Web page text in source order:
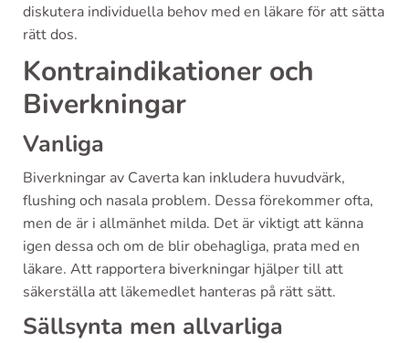
diskutera individuella behov med en läkare för att sätta
rätt dos.
Kontraindikationer och
Biverkningar
Vanliga
Biverkningar av Caverta kan inkludera huvudvärk,
flushing och nasala problem. Dessa förekommer ofta,
men de är i allmänhet milda. Det är viktigt att känna
igen dessa och om de blir obehagliga, prata med en
läkare. Att rapportera biverkningar hjälper till att
säkerställa att läkemedlet hanteras på rätt sätt.
Sällsynta men allvarliga